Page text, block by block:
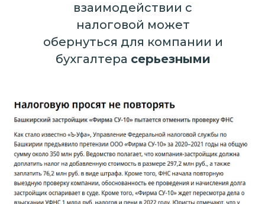
взаимодействии с
налоговой может
обернуться для компании и
бухгалтера серьезными